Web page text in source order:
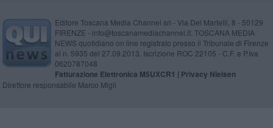
Editore Toscana Media Channel srl - Via Dei Martelli, 8 - 50129
FIRENZE - info@toscanamediachannel.it. TOSCANA MEDIA
NEWS quotidiano on line registrato presso il Tribunale di Firenze
al n. 5935 del 27.09.2013. Iscrizione ROC 22105 - C.F. e P.Iva
0620787048
Fatturazione Elettronica M5UXCR1 | Privacy Nielsen
Direttore responsabile Marco Migli